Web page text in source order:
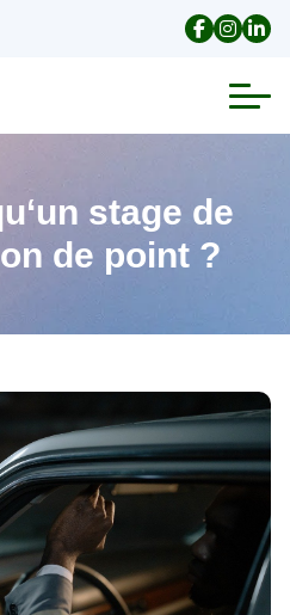
permis de conduire
test psychotechnique
stage de
de point ?